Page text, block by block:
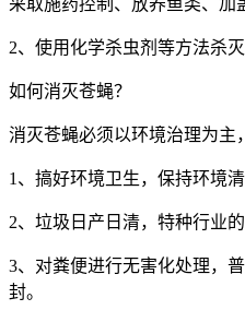
2、使用化学杀虫剂等方法杀灭
如何消灭苍蝇？
消灭苍蝇必须以环境治理为主
1 、搞好环境卫生，保持环境清
2、垃圾日产日清，特种行业
3、对粪便进行无害化处理，
封。